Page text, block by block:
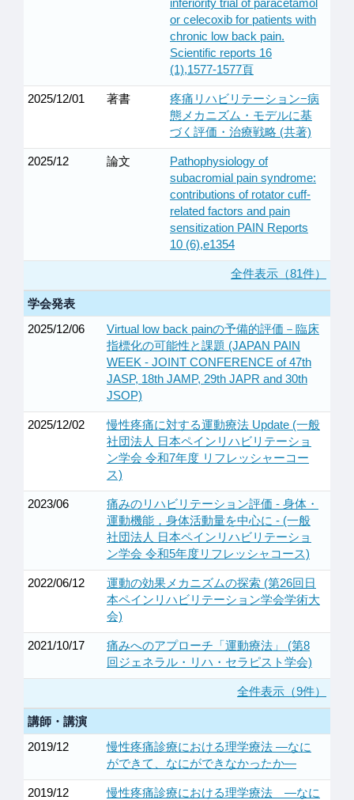
or celecoxib for patients with
chronic low back pain.
Scientific reports 16
(1),1577-1577頁
2025/12/01 著書
疼痛リハビリテーション−病
態メカニズム・モデルに基
づく評価・治療戦略 (共著)
2025/12 論文
Pathophysiology of
subacromial pain syndrome:
contributions of rotator cuff-
related factors and pain
sensitization PAIN Reports
10 (6),e1354
全件表示（81件）
学会発表
2025/12/06
Virtual low back painの予備的評価－臨床
指標化の可能性と課題 (JAPAN PAIN
WEEK - JOINT CONFERENCE of 47th
JASP, 18th JAMP, 29th JAPR and 30th
JSOP)
2025/12/02
慢性疼痛に対する運動療法 Update (一般
社団法人 日本ペインリハビリテーショ
ン学会 令和7年度 リフレッシャーコー
ス)
2023/06
痛みのリハビリテーション評価 - 身体・
運動機能，身体活動量を中心に - (一般
社団法人 日本ペインリハビリテーショ
ン学会 令和5年度リフレッシャコース)
2022/06/12
運動の効果メカニズムの探索 (第26回日
本ペインリハビリテーション学会学術大
会)
2021/10/17
痛みへのアプローチ「運動療法」 (第8
回ジェネラル・リハ・セラピスト学会)
全件表示（9件）
講師・講演
2019/12
慢性疼痛診療における理学療法 ―なに
ができて、なにができなかったか―
2019/12
慢性疼痛診療における理学療法 ―なに